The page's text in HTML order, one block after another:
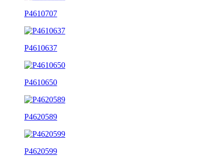
P4610707
P4610637
P4610650
P4620589
P4620599